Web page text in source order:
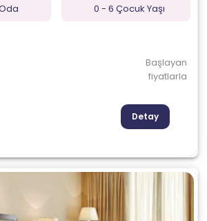
0 - 6 Çocuk Yaşı
Başlayan
fiyatlarla
Detay